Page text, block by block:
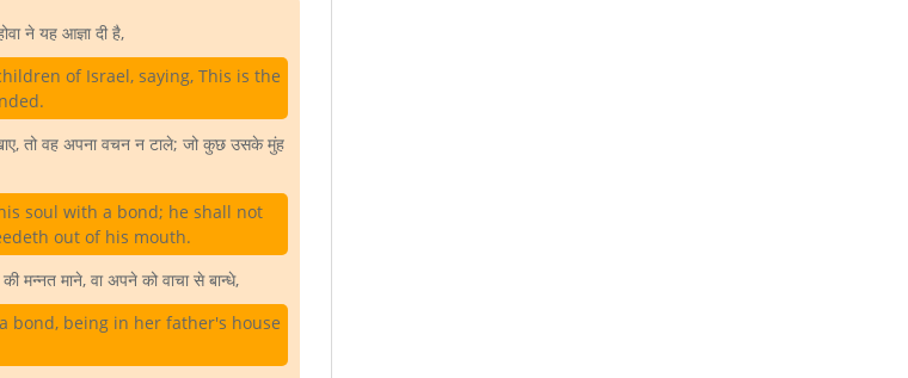
ने यह आज्ञा दी है,
of Israel, saying, This is the
तो वह अपना वचन न टाले; जो कुछ उसके मुंह
soul with a bond; he shall not
out of his mouth.
मन्नत माने, वा अपने को वाचा से बान्धे,
bond, being in her father's house